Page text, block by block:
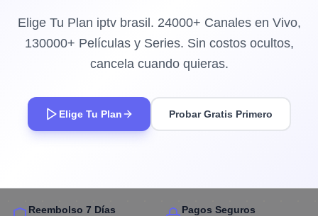
Elige Tu Plan iptv brasil. 24000+ Canales en Vivo,
130000+ Películas y Series. Sin costos ocultos,
cancela cuando quieras.
Elige Tu Plan Probar Gratis Primero
Reembolso 7 Días Pagos Seguros